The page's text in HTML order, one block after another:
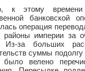
к этому времени
банковской
операция
районы империи за
Из-за больших
суммы
было велено